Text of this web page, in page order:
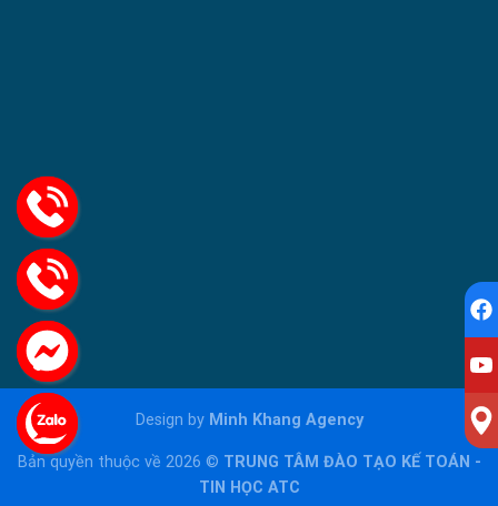
Design by Minh Khang Agency
Bản quyền thuộc về 2026 © TRUNG TÂM ĐÀO TẠO KẾ TOÁN -
TIN HỌC ATC